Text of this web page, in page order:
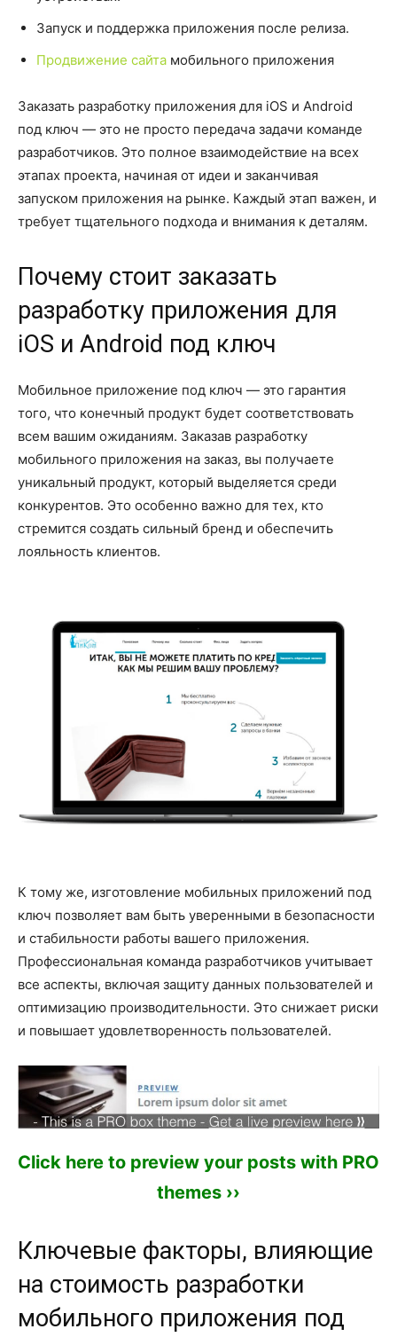
Запуск и поддержка приложения после релиза.
Продвижение сайта мобильного приложения
Заказать разработку приложения для iOS и Android
под ключ — это не просто передача задачи команде
разработчиков. Это полное взаимодействие на всех
этапах проекта, начиная от идеи и заканчивая
запуском приложения на рынке. Каждый этап важен, и
требует тщательного подхода и внимания к деталям.
Почему стоит заказать
разработку приложения для
iOS и Android под ключ
Мобильное приложение под ключ — это гарантия
того, что конечный продукт будет соответствовать
всем вашим ожиданиям. Заказав разработку
мобильного приложения на заказ, вы получаете
уникальный продукт, который выделяется среди
конкурентов. Это особенно важно для тех, кто
стремится создать сильный бренд и обеспечить
лояльность клиентов.
К тому же, изготовление мобильных приложений под
ключ позволяет вам быть уверенными в безопасности
и стабильности работы вашего приложения.
Профессиональная команда разработчиков учитывает
все аспекты, включая защиту данных пользователей и
оптимизацию производительности. Это снижает риски
и повышает удовлетворенность пользователей.
Click here to preview your posts with PRO
themes ››
Ключевые факторы, влияющие
на стоимость разработки
мобильного приложения под